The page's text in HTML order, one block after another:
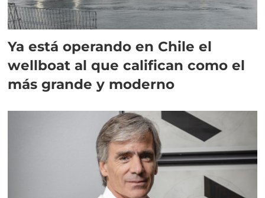
Ya está operando en Chile el
wellboat al que califican como el
más grande y moderno